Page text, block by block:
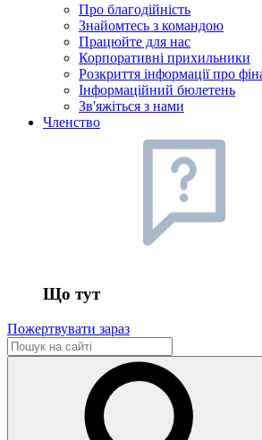
Про благодійність
Знайомтесь з командою
Працюйте для нас
Корпоративні прихильники
Розкриття інформації про
Інформаційний бюлетень
Зв'яжіться з нами
Членство
Що тут
Пожертвувати зараз